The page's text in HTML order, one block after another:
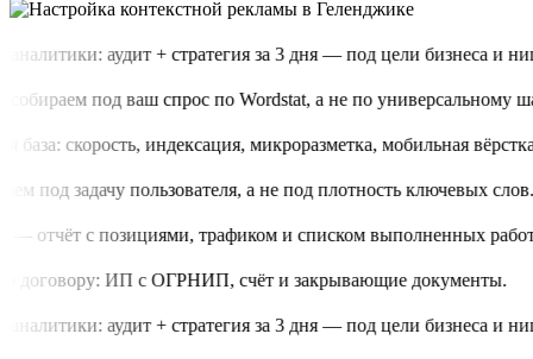
аудит + стратегия за 3 дня — под цели бизнеса и
под ваш спрос по Wordstat, а не по универсальному
база: скорость, индексация, микроразметка, мобильная вёрстка.
под задачу пользователя, а не под плотность ключевых слов.
отчёт с позициями, трафиком и списком выполненных работ.
договору: ИП с ОГРНИП, счёт и закрывающие документы.
аудит + стратегия за 3 дня — под цели бизнеса и